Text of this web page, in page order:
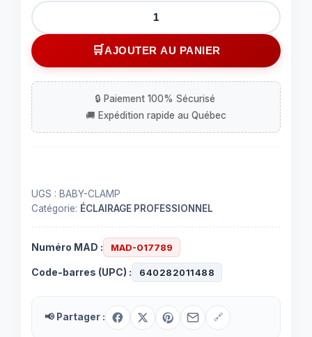
quantité
de
Baby
clamp
AJOUTER AU PANIER
UGS : BABY-CLAMP
Catégorie: ÉCLAIRAGE PROFESSIONNEL
Numéro MAD : MAD-017789
Code-barres (UPC) : 640282011488
📢 Partager : 🔗